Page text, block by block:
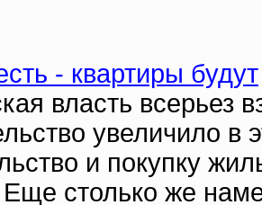
- квартиры будут
власть всерьез
увеличило
и покупку
столько же